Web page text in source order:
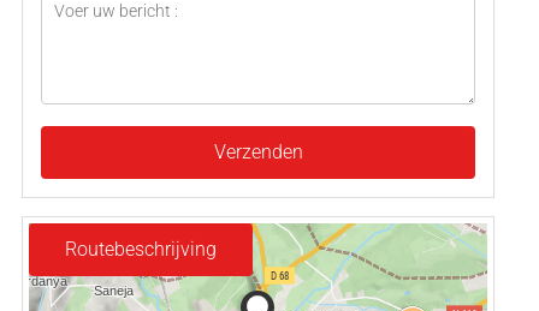
Verzenden
Routebeschrijving